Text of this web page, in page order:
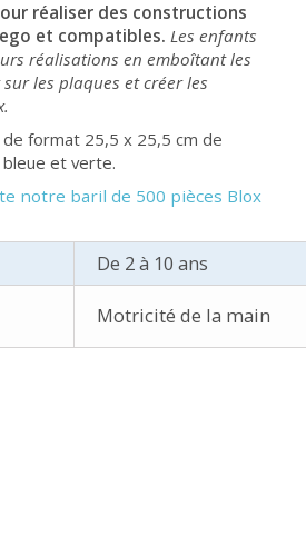
réaliser des constructions
et compatibles. Les enfants
réalisations en emboîtant les
les plaques et créer les
de format 25,5 x 25,5 cm de
et verte.
notre baril de 500 pièces Blox
De 2 à 10 ans
Motricité de la main